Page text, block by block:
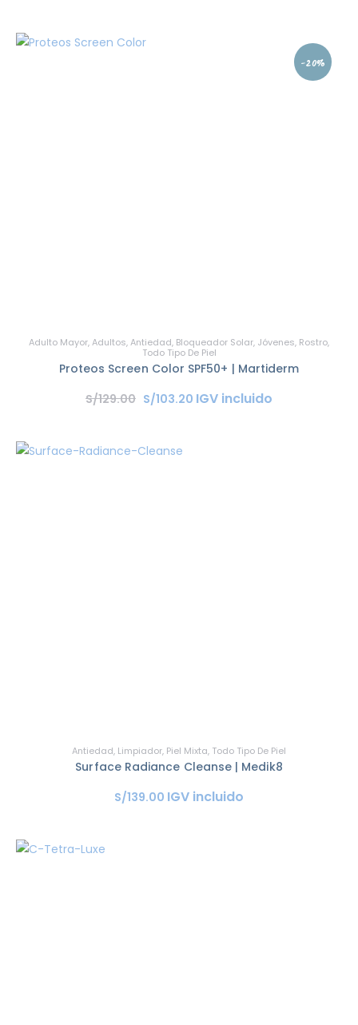
-20%
Adulto Mayor,Adultos,Antiedad, Bloqueador Solar, Jóvenes, Rostro,
Todo Tipo De Piel
Proteos Screen Color SPF50+ | Martiderm
S/129.00 S/103.20 IGV incluido
Antiedad, Limpiador, Piel Mixta, Todo Tipo De Piel
Surface Radiance Cleanse | Medik8
S/139.00 IGV incluido